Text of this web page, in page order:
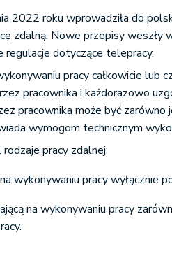
2022 roku wprowadziła do
zdalną. Nowe przepisy
regulacje dotyczące telepracy.
pracy całkowicie lub
pracownika i każdorazowo
pracownika może być zarówno
wymogom technicznym
pracy zdalnej:
wykonywaniu pracy wyłącznie
na wykonywaniu pracy